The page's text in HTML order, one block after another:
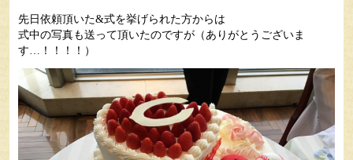
先日依頼頂いた&式を挙げられた方からは
式中の写真も送って頂いたのですが（ありがとうございま
す…！！！！）